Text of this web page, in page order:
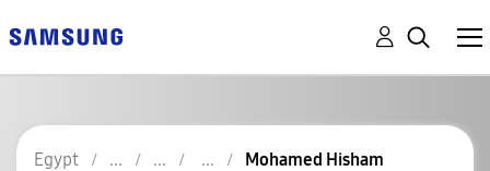
Egypt Mohamed Hisham